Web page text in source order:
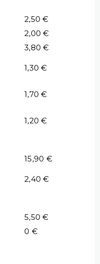
2,50 €
2,00 €
3,80 €
1,30 €
1,70 €
1,20 €
15,90 €
2,40 €
5,50 €
0 €